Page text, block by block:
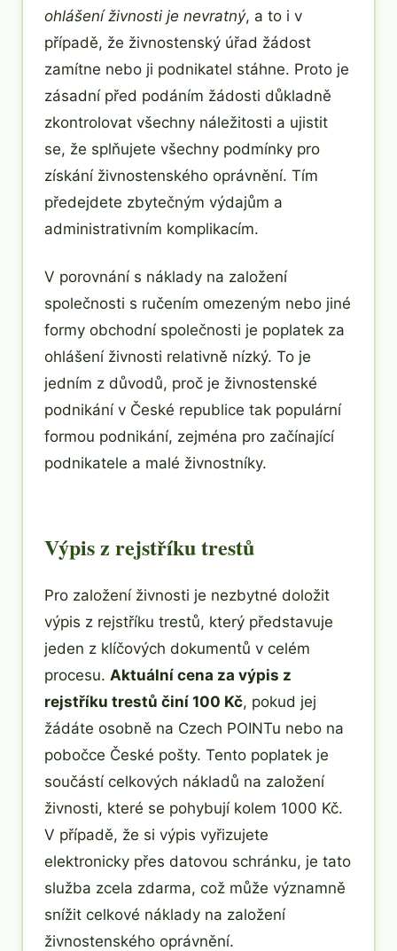
ohlášení živnosti je nevratný, a to i v
případě, že živnostenský úřad žádost
zamítne nebo ji podnikatel stáhne. Proto je
zásadní před podáním žádosti důkladně
zkontrolovat všechny náležitosti a ujistit
se, že splňujete všechny podmínky pro
získání živnostenského oprávnění. Tím
předejdete zbytečným výdajům a
administrativním komplikacím.
V porovnání s náklady na založení
společnosti s ručením omezeným nebo jiné
formy obchodní společnosti je poplatek za
ohlášení živnosti relativně nízký. To je
jedním z důvodů, proč je živnostenské
podnikání v České republice tak populární
formou podnikání, zejména pro začínající
podnikatele a malé živnostníky.
Výpis z rejstříku trestů
Pro založení živnosti je nezbytné doložit
výpis z rejstříku trestů, který představuje
jeden z klíčových dokumentů v celém
procesu. Aktuální cena za výpis z
rejstříku trestů činí 100 Kč, pokud jej
žádáte osobně na Czech POINTu nebo na
pobočce České pošty. Tento poplatek je
součástí celkových nákladů na založení
živnosti, které se pohybují kolem 1000 Kč.
V případě, že si výpis vyřizujete
elektronicky přes datovou schránku, je tato
služba zcela zdarma, což může významně
snížit celkové náklady na založení
živnostenského oprávnění.